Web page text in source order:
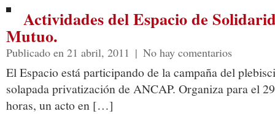
Actividades del Espacio de
Mutuo.
Publicado en 21 abril, 2011 | No hay comentarios
El Espacio está participando de la campaña del
solapada privatización de ANCAP. Organiza para el
horas, un acto en […]